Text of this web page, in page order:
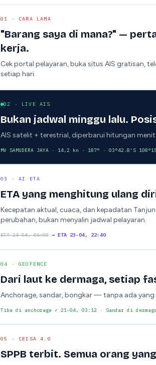
01 · CARA LAMA
"Barang saya di mana?" —
kerja.
Cek portal pelayaran, buka situs AIS gratisan,
setiap hari.
02 · LIVE AIS
Bukan jadwal minggu lalu.
AIS satelit + terestrial, diperbarui hitungan
MV SAMUDERA JAYA · 14,2 kn · 187° · 03°42.8'S
03 · AI ETA
ETA yang menghitung ulang
Kecepatan aktual, cuaca, dan kepadatan
perubahan, bukan menyalin jadwal pelayaran.
ETA 24-04, 06:00 → ETA 23-04, 22:40
04 · GEOFENCE
Dari laut ke dermaga, setiap
Anchorage, sandar, bongkar — tanpa ada
Tiba di anchorage ✓ 21-04, 03:12 · Sandar di
05 · CEISA 4.0
SPPB terbit. Semua orang